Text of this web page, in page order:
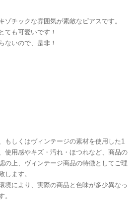
ゾチックな雰囲気が素敵なピアスです。
ても可愛いです！
ないので、是非！
もしくはヴィンテージの素材を使用した1
使用感やキズ・汚れ・ほつれなど、商品の
の上、ヴィンテージ商品の特徴としてご理
します。
境により、実際の商品と色味が多少異なっ
。